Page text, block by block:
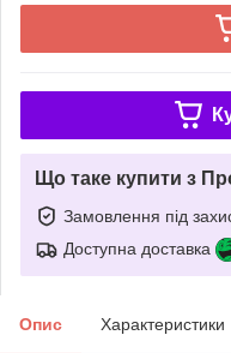
Що таке купити з
Замовлення під
Доступна доставка
Опис Характеристики